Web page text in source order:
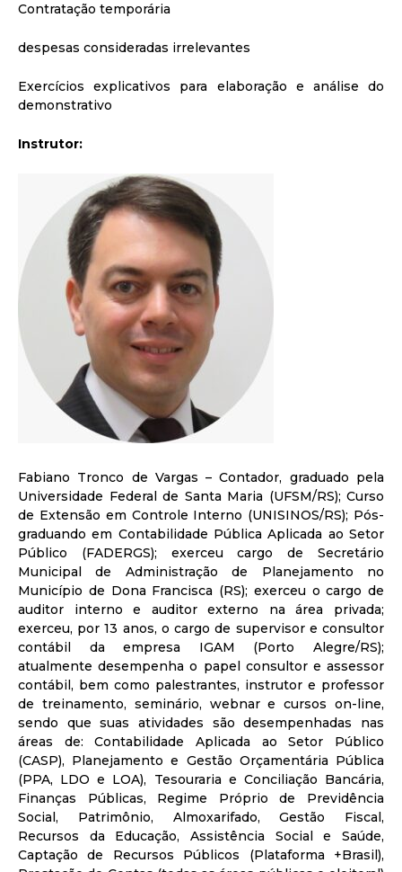
Contratação temporária
despesas consideradas irrelevantes
Exercícios explicativos para elaboração e análise do
demonstrativo
Instrutor:
Fabiano Tronco de Vargas – Contador, graduado pela
Universidade Federal de Santa Maria (UFSM/RS); Curso
de Extensão em Controle Interno (UNISINOS/RS); Pós-
graduando em Contabilidade Pública Aplicada ao Setor
Público (FADERGS); exerceu cargo de Secretário
Municipal de Administração de Planejamento no
Município de Dona Francisca (RS); exerceu o cargo de
auditor interno e auditor externo na área privada;
exerceu, por 13 anos, o cargo de supervisor e consultor
contábil da empresa IGAM (Porto Alegre/RS);
atualmente desempenha o papel consultor e assessor
contábil, bem como palestrantes, instrutor e professor
de treinamento, seminário, webnar e cursos on-line,
sendo que suas atividades são desempenhadas nas
áreas de: Contabilidade Aplicada ao Setor Público
(CASP), Planejamento e Gestão Orçamentária Pública
(PPA, LDO e LOA), Tesouraria e Conciliação Bancária,
Finanças Públicas, Regime Próprio de Previdência
Social, Patrimônio, Almoxarifado, Gestão Fiscal,
Recursos da Educação, Assistência Social e Saúde,
Captação de Recursos Públicos (Plataforma +Brasil),